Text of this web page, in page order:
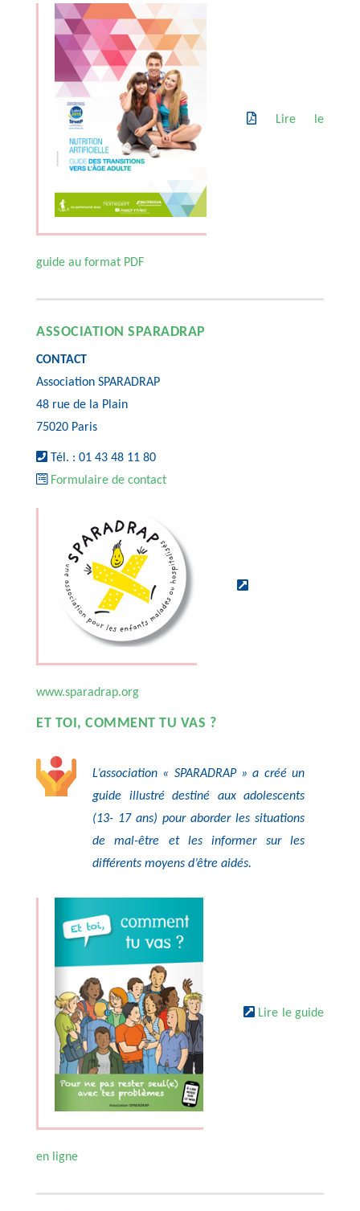
Lire le
guide au format PDF
ASSOCIATION SPARADRAP
CONTACT
Association SPARADRAP
48 rue de la Plain
75020 Paris
Tél. : 01 43 48 11 80
Formulaire de contact
www.sparadrap.org
ET TOI, COMMENT TU VAS ?
L’association « SPARADRAP » a créé un
guide illustré destiné aux adolescents
(13- 17 ans) pour aborder les situations
de mal-être et les informer sur les
différents moyens d’être aidés.
Lire le guide
en ligne